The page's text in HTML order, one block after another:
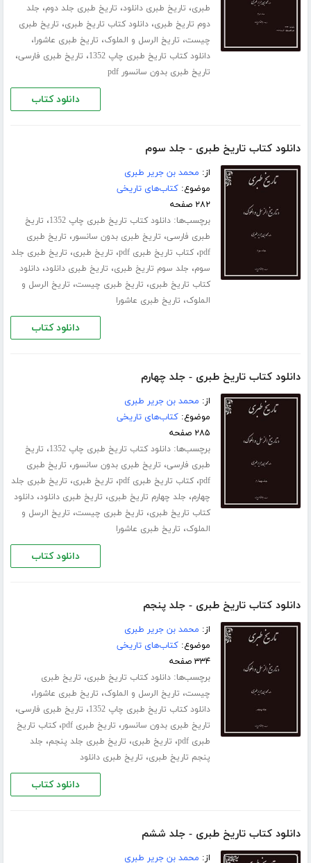
طبری، تاریخ طبری دانلود، تاریخ طبری جلد دوم، جلد
دوم تاریخ طبری،دانلود کتاب تاریخ طبری، تاریخ طبری
چیست، تاریخ الرسل و الملوک، تاریخ طبری عاشورا،
دانلود کتاب تاریخ طبری چاپ 1352 ، تاریخ طبری فارسی،
تاریخ طبری بدون سانسور pdf
دانلود کتاب
دانلود کتاب تاریخ طبری - جلد سوم
از: محمد بن جریر طبری
موضوع:کتاب‌های تاریخی
۲۸۲ صفحه
برچسب‌ها:دانلود کتاب تاریخ طبری چاپ 1352 ، تاریخ
طبری فارسی، تاریخ طبری بدون سانسور، تاریخ طبری
pdf،کتاب تاریخ طبری pdf ، تاریخ طبری، تاریخ طبری جلد
سوم، جلد سوم تاریخ طبری، تاریخ طبری دانلود،دانلود
کتاب تاریخ طبری، تاریخ طبری چیست، تاریخ الرسل و
الملوک، تاریخ طبری عاشورا
دانلود کتاب
دانلود کتاب تاریخ طبری - جلد چهارم
از: محمد بن جریر طبری
موضوع:کتاب‌های تاریخی
۲۸۵ صفحه
برچسب‌ها:دانلود کتاب تاریخ طبری چاپ 1352 ، تاریخ
طبری فارسی، تاریخ طبری بدون سانسور، تاریخ طبری
pdf،کتاب تاریخ طبری pdf ، تاریخ طبری، تاریخ طبری جلد
چهارم، جلد چهارم تاریخ طبری، تاریخ طبری دانلود،دانلود
کتاب تاریخ طبری، تاریخ طبری چیست، تاریخ الرسل و
الملوک، تاریخ طبری عاشورا
دانلود کتاب
دانلود کتاب تاریخ طبری - جلد پنجم
از: محمد بن جریر طبری
موضوع:کتاب‌های تاریخی
۳۳۴ صفحه
برچسب‌ها:دانلود کتاب تاریخ طبری، تاریخ طبری
چیست، تاریخ الرسل و الملوک، تاریخ طبری عاشورا،
دانلود کتاب تاریخ طبری چاپ 1352 ، تاریخ طبری فارسی،
تاریخ طبری بدون سانسور، تاریخ طبری pdf ،کتاب تاریخ
طبری pdf
، تاریخ طبری، تاریخ طبری جلد پنجم، جلد
پنجم تاریخ طبری، تاریخ طبری دانلود
دانلود کتاب
دانلود کتاب تاریخ طبری - جلد ششم
از: محمد بن جریر طبری